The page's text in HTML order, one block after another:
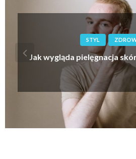
STYL
Jak wygląda pielęgnacja